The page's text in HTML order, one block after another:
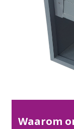
Waarom